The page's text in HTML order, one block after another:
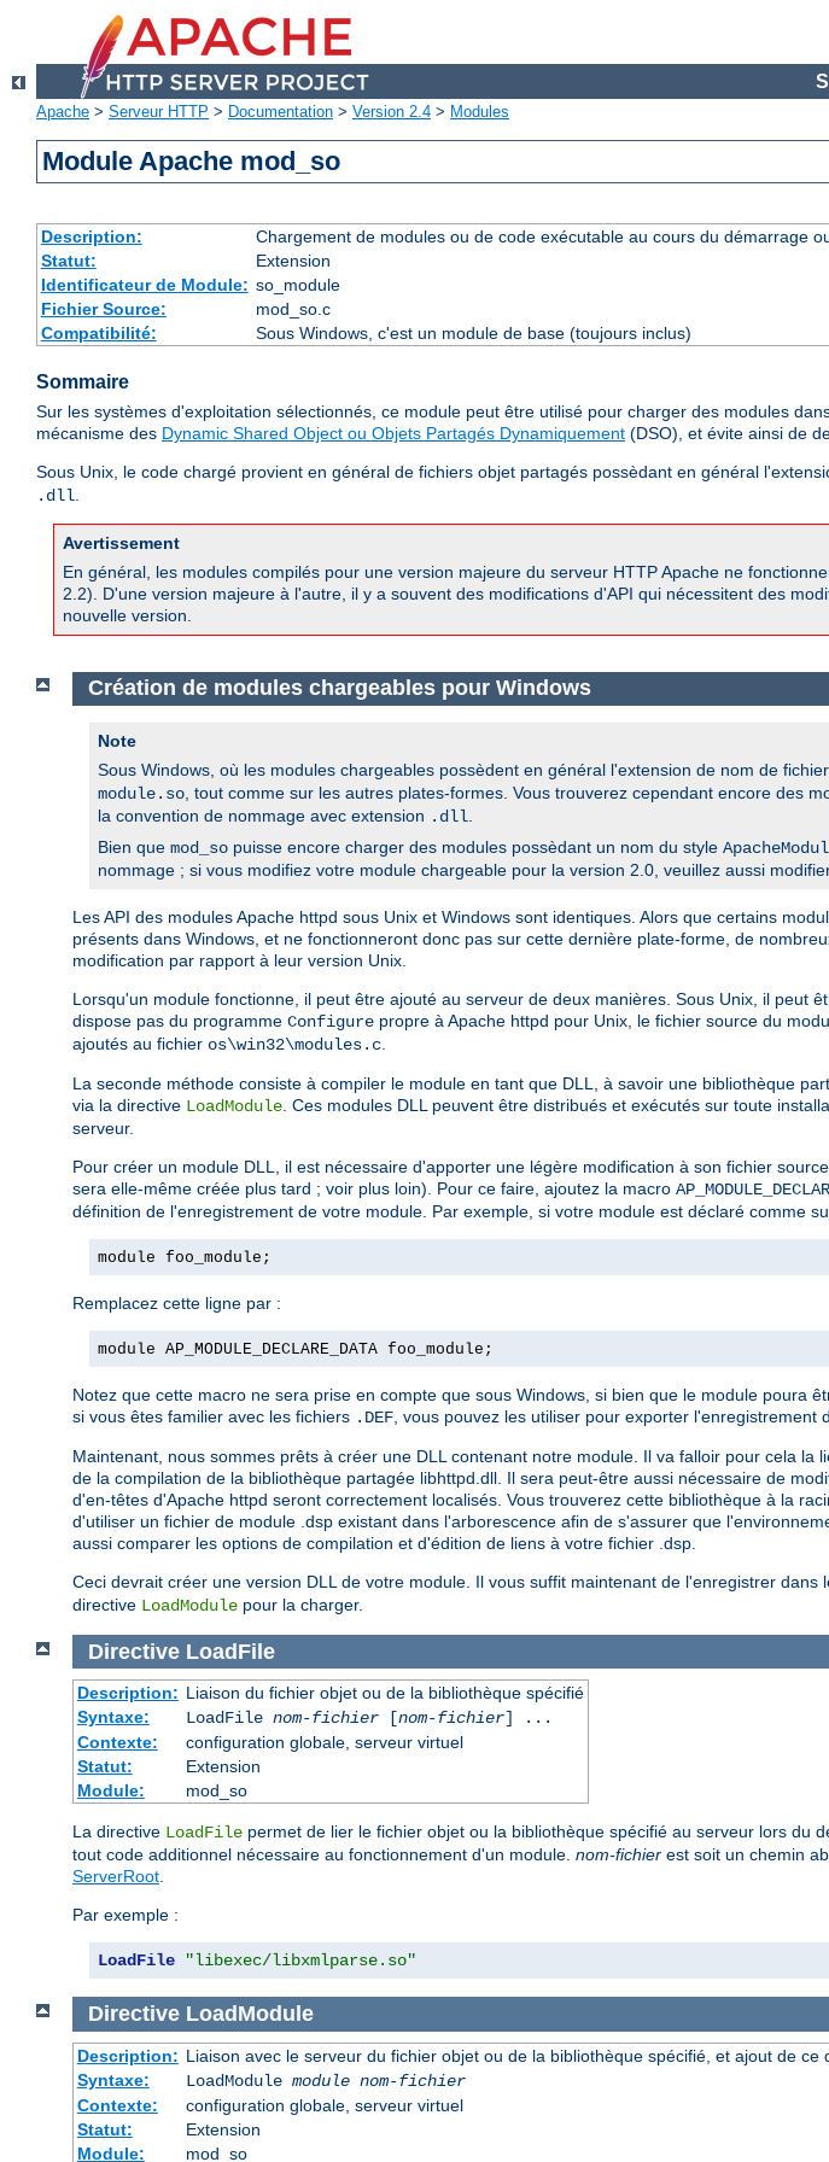
Apache > Serveur HTTP > Documentation > Version 2.4 > Modules
Module Apache mod_so
Description:
Chargement de modules ou de code exécutable au cours du démarrage
Statut:
Extension
Identificateur de Module: so_module
Fichier Source:
mod_so.c
Compatibilité:
Sous Windows, c'est un module de base (toujours inclus)
Sommaire
Sur les systèmes d'exploitation sélectionnés, ce module peut être utilisé pour charger des modules
mécanisme des Dynamic Shared Object ou Objets Partagés Dynamiquement (DSO), et évite ainsi de
Sous Unix, le code chargé provient en général de fichiers objet partagés possèdant en général
.dll.
Avertissement
En général, les modules compilés pour une version majeure du serveur HTTP Apache ne
2.2). D'une version majeure à l'autre, il y a souvent des modifications d'API qui nécessitent des
nouvelle version.
Création de modules chargeables pour Windows
Note
Sous Windows, où les modules chargeables possèdent en général l'extension de nom de fichier
module.so , tout comme sur les autres plates-formes. Vous trouverez cependant encore des
la convention de nommage avec extension .dll
Bien que mod_so puisse encore charger des modules possèdant un nom du style
nommage ; si vous modifiez votre module chargeable pour la version 2.0, veuillez aussi
Les API des modules Apache httpd sous Unix et Windows sont identiques. Alors que certains
présents dans Windows, et ne fonctionneront donc pas sur cette dernière plate-forme, de
modification par rapport à leur version Unix.
Lorsqu'un module fonctionne, il peut être ajouté au serveur de deux manières. Sous Unix, il peut
dispose pas du programme Configure propre à Apache httpd pour Unix, le fichier source du
ajoutés au fichier os\win32\modules.c
La seconde méthode consiste à compiler le module en tant que DLL, à savoir une bibliothèque
via la directive LoadModule . Ces modules DLL peuvent être distribués et exécutés sur toute
serveur.
Pour créer un module DLL, il est nécessaire d'apporter une légère modification à son fichier
sera elle-même créée plus tard ; voir plus loin). Pour ce faire, ajoutez la macro
définition de l'enregistrement de votre module. Par exemple, si votre module est déclaré comme
module foo_module;
Remplacez cette ligne par :
module AP_MODULE_DECLARE_DATA foo_module;
Notez que cette macro ne sera prise en compte que sous Windows, si bien que le module poura
si vous êtes familier avec les fichiers .DEF , vous pouvez les utiliser pour exporter l'enregistrement
Maintenant, nous sommes prêts à créer une DLL contenant notre module. Il va falloir pour cela
de la compilation de la bibliothèque partagée libhttpd.dll. Il sera peut-être aussi nécessaire de
d'en-têtes d'Apache httpd seront correctement localisés. Vous trouverez cette bibliothèque à la
d'utiliser un fichier de module .dsp existant dans l'arborescence afin de s'assurer que
aussi comparer les options de compilation et d'édition de liens à votre fichier .dsp.
Ceci devrait créer une version DLL de votre module. Il vous suffit maintenant de l'enregistrer dans
directive LoadModule pour la charger.
Directive LoadFile
Description: Liaison du fichier objet ou de la bibliothèque spécifié
Syntaxe:
LoadFile nom-fichier[nom-fichier] ...
Contexte:
configuration globale, serveur virtuel
Statut:
Extension
Module:
mod_so
La directive LoadFile permet de lier le fichier objet ou la bibliothèque spécifié au serveur lors
tout code additionnel nécessaire au fonctionnement d'un module. nom-fichier est soit un chemin
ServerRoot.
Par exemple :
LoadFile "libexec/libxmlparse.so"
Directive LoadModule
Description: Liaison avec le serveur du fichier objet ou de la bibliothèque spécifié, et ajout de ce
Syntaxe:
LoadModule module nom-fichier
Contexte:
configuration globale, serveur virtuel
Statut:
Extension
Module:
mod_so